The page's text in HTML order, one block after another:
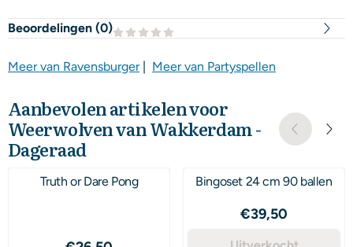
Beoordelingen (0)
Meer van Ravensburger| Meer van Partyspellen
Aanbevolen artikelen voor
Weerwolven van Wakkerdam -
Dageraad
Truth or Dare Pong Bingoset 24 cm 90 ballen
Prijs: 39,50
€39,50